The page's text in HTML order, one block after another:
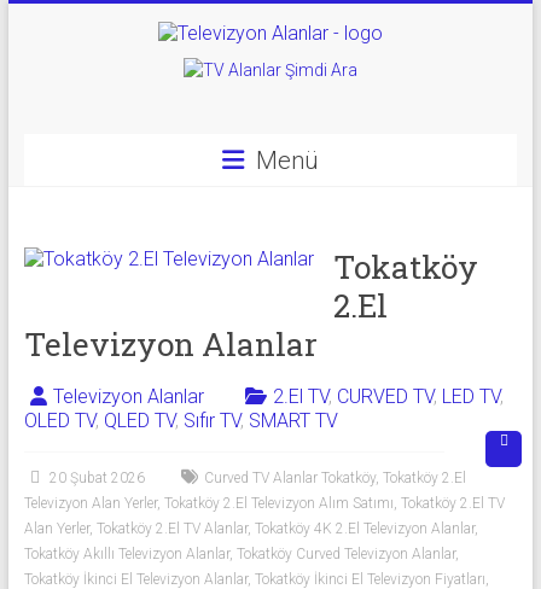
Televizyon
Televizyon
|
TV
Alanlar
İkinci
El
Sıfır
Menü
Tokatköy
2.El
Televizyon Alanlar
Televizyon Alanlar 2.El TV, CURVED TV, LED TV,
OLED TV, QLED TV, Sıfır TV, SMART TV
20 Şubat 2026 Curved TV Alanlar Tokatköy, Tokatköy 2.El
Televizyon Alan Yerler, Tokatköy 2.El Televizyon Alım Satımı, Tokatköy 2.El TV
Alan Yerler, Tokatköy 2.El TV Alanlar, Tokatköy 4K 2.El Televizyon Alanlar,
Tokatköy Akıllı Televizyon Alanlar, Tokatköy Curved Televizyon Alanlar,
Tokatköy İkinci El Televizyon Alanlar, Tokatköy İkinci El Televizyon Fiyatları,